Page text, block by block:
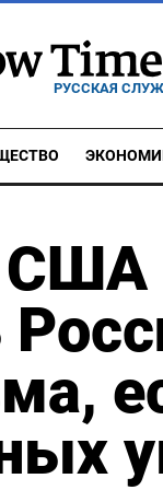
РУССКАЯ
США